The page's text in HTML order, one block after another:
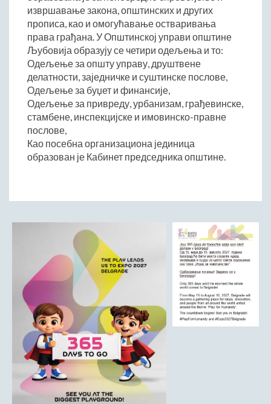
Општинска управа
Начелник Општинске управе
Састави Управних одбора и сталних радних тела
ПРИВРЕДА
Општи и просторни положај подручја општине
Развој и просторни размештај привреде
Пољопривреда
Шумарство
Индустрија
Трговинa
Угоститељство и туризам
Комунална делатност
Јавна предузећа
ДРУШТВО
Образовање
Здравствена заштита
Културни живот
Социјална заштита
Спорт
Удружењa
извршавање закона, општинских и других
прописа, као и омогућавање остваривања
права грађана. У Општинској управи општине
Љубовија образују се четири одељења и то:
Одељење за општу управу, друштвене
делатности, заједничке и суштинске послове,
Одељење за буџет и финансије,
Одељење за привреду, урбанизам, грађевинске,
стамбене, инспекцијске и имовинско-правне
послове,
Као посебна организациона јединица
образован је Кабинет председника општине.